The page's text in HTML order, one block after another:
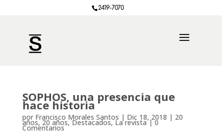
2419-7070
SOPHOS, una presencia que
hace historia
por Francisco Morales Santos | Dic 18, 2018 | 20
años, 20 años,Destacados,La revista|0
Comentarios